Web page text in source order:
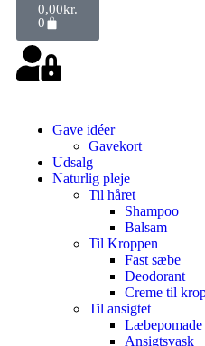
0,00kr.
0
Gave idéer
Gavekort
Udsalg
Naturlig pleje
Til håret
Shampoo
Balsam
Til Kroppen
Fast sæbe
Deodorant
Creme til
Til ansigtet
Læbepomade
Ansigtsvask